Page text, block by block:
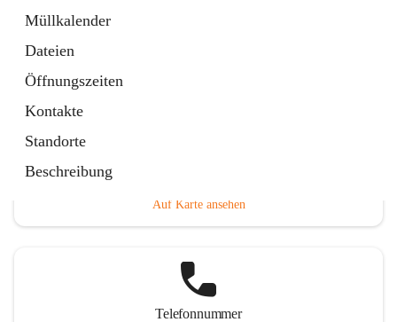
Müllkalender
Dateien
Öffnungszeiten
Kontakte
Standorte
Beschreibung
Auf Karte ansehen
Telefonnummer